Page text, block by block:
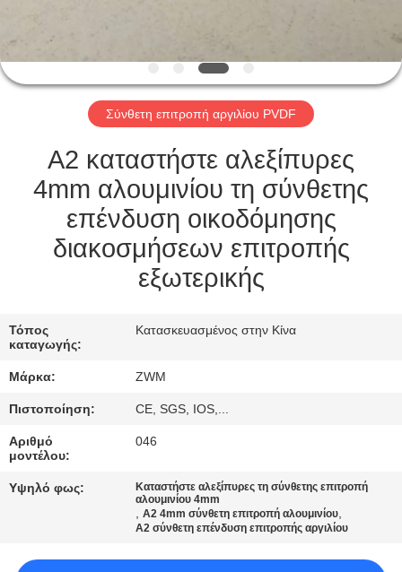
ΈΛΕΓΧΟΣ
ΠΟΙΌΤΗΤΑΣ
ΕΠΙΚΟΙΝΩΝΉΣΤΕ
ΜΑΖΊ
ΜΑΣ
ΕΙΔΉΣΕΙΣ
ΖΗΤΉΣΤΕ
ΜΙΑ
ΠΡΟΣΦΟΡΆ
SITEMAP
ΑΠΟΡΡΉΤΟΥ
Σύνθετη επιτροπή αργιλίου PVDF
A2 καταστήστε αλεξίπυρες
4mm αλουμινίου τη σύνθετης
επένδυση οικοδόμησης
διακοσμήσεων επιτροπής
εξωτερικής
Τόπος
καταγωγής:
Κατασκευασμένος στην Κίνα
Μάρκα: ZWM
Πιστοποίηση: CE, SGS, IOS,...
Αριθμό
μοντέλου:
046
Υψηλό φως:
Καταστήστε αλεξίπυρες τη σύνθετης επιτροπή
αλουμινίου 4mm
,A2 4mm σύνθετη επιτροπή αλουμινίου,
A2 σύνθετη επένδυση επιτροπής αργιλίου